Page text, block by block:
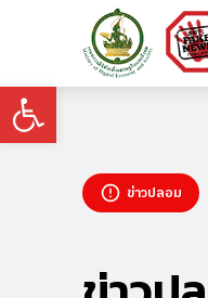
Open toolbar
ข่าวปลอม